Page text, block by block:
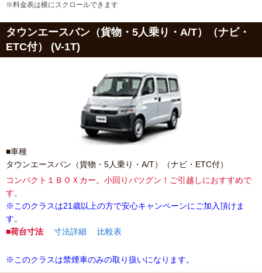
※料金表は横にスクロールできます
タウンエースバン（貨物・5人乗り・A/T）（ナビ・
ETC付） (V-1T)
■車種
タウンエースバン（貨物・5人乗り・A/T）（ナビ・ETC付）
コンパクト１ＢＯＸカー。小回りバツグン！ご引越しにおすすめで
す。
※このクラスは21歳以上の方で安心キャンペーンにご加入頂けま
す。
■荷台寸法
寸法詳細 比較表
※このクラスは禁煙車のみの取り扱いになります。